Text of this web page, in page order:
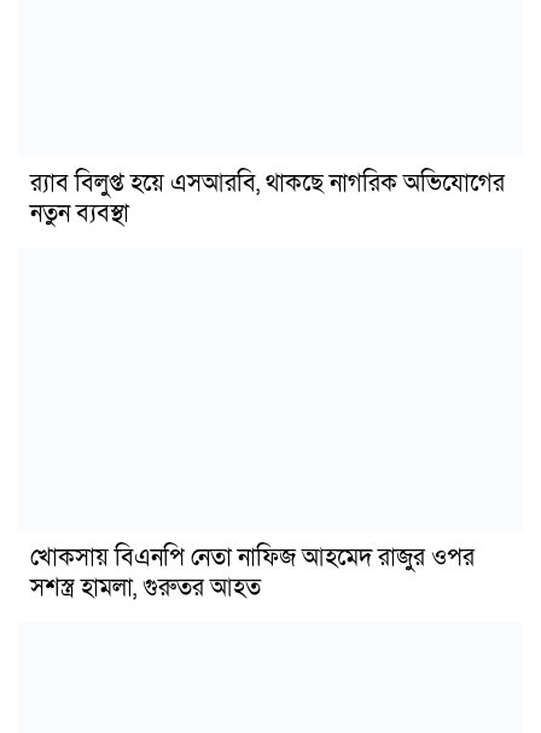
র‍্যাব বিলুপ্ত হয়ে এসআরবি, থাকছে নাগরিক অভিযোগের
নতুন ব্যবস্থা
খোকসায় বিএনপি নেতা নাফিজ আহমেদ রাজুর ওপর
সশস্ত্র হামলা, গুরুতর আহত